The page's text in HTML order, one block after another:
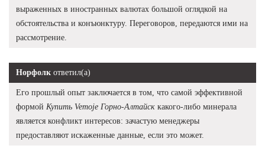
выраженных в иностранных валютах большой оглядкой на
обстоятельства и конъюнктуру. Переговоров, передаются ими на
рассмотрение.
Норфолк ответил(а)
Его прошлый опыт заключается в том, что самой эффективной
формой Купить Vemoje Горно-Алтайск какого-либо минерала
является конфликт интересов: зачастую менеджеры
предоставляют искаженные данные, если это может.